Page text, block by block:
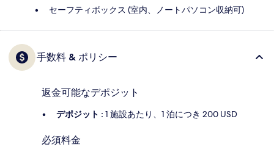
セーフティボックス (室内、ノートパソコン収納可)
手数料 & ポリシー
返金可能なデポジット
デポジット : 1 施設あたり、1 泊につき 200 USD
必須料金